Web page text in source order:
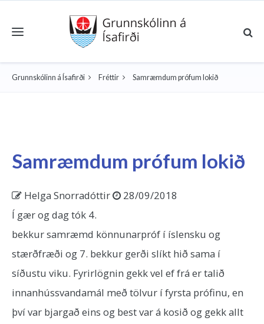
Toggle navigation
Grunnskólinn á Ísafirði Fréttir Samræmdum prófum lokið
Samræmdum prófum lokið
Helga Snorradóttir
28/09/2018
Í gær og dag tók 4.
bekkur samræmd könnunarpróf í íslensku og
stærðfræði og 7. bekkur gerði slíkt hið sama í
síðustu viku. Fyrirlögnin gekk vel ef frá er talið
innanhússvandamál með tölvur í fyrsta prófinu, en
því var bjargað eins og best var á kosið og gekk allt